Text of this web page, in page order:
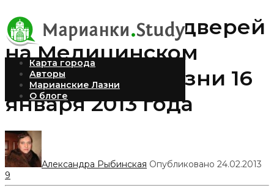
Карта города
Авторы
Марианские Лазни
О блоге
День открытых дверей
на Медицинском
факультете в Плзни 16
января 2013 года
Александра Рыбинская Опубликовано 24.02.2013
9